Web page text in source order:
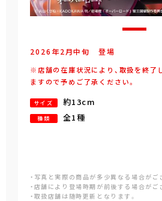
2026年2月中旬 登場
※店舗の在庫状況により、取扱を終了
ますので予めご了承ください。
サイズ 約13cm
種類 全1種
・写真と実際の商品が多少異なる場合がご
・店舗により登場時期が前後する場合がご
・取扱店舗は随時更新となります。